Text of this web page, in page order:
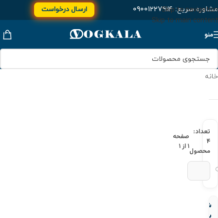
Skip to navigation
Skip to main content
مشاوره سریع:۰۹۰۰۱۲۲۷۹۱۴ ارسال درخواست
منو
خانه
تعداد:
۴
محصول
صفحه
۱ از ۱
شیر